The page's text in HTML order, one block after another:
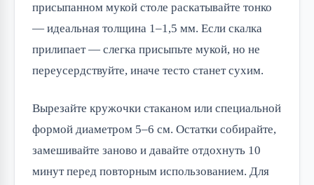
присыпанном мукой столе раскатывайте тонко
— идеальная толщина 1–1,5 мм. Если скалка
прилипает — слегка присыпьте мукой, но не
переусердствуйте, иначе тесто станет сухим.
Вырезайте кружочки стаканом или специальной
формой диаметром 5–6 см. Остатки собирайте,
замешивайте заново и давайте отдохнуть 10
минут перед повторным использованием. Для